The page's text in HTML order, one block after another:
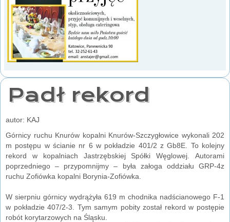
Padł rekord
autor: KAJ
Górnicy ruchu Knurów kopalni Knurów-Szczygłowice wykonali 202
m postępu w ścianie nr 6 w pokładzie 401/2 z Gb8E. To kolejny
rekord w kopalniach Jastrzębskiej Spółki Węglowej. Autorami
poprzedniego – przypomnijmy – była załoga oddziału GRP-4z
ruchu Zofiówka kopalni Borynia-Zofiówka.
W sierpniu górnicy wydrążyła 619 m chodnika nadścianowego F-1
w pokładzie 407/2-3. Tym samym pobity został rekord w postępie
robót korytarzowych na Śląsku.